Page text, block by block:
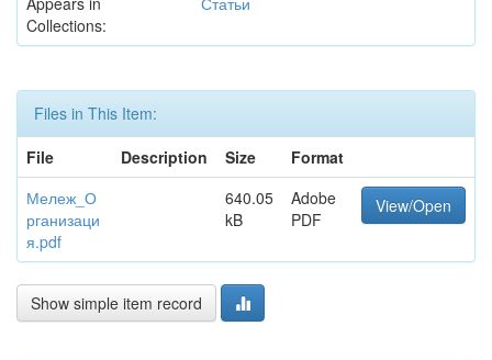
Collections:
Files in This Item:
File
Description Size
Format
Мележ_О
рганизаци
я.pdf
640.05
kB
Adobe
PDF
View/Open
Show simple item record